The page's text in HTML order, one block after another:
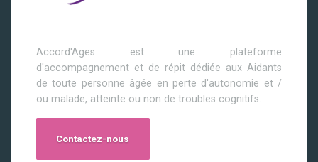
Accord'Ages est une plateforme
d'accompagnement et de répit dédiée aux Aidants
de toute personne âgée en perte d'autonomie et /
ou malade, atteinte ou non de troubles cognitifs.
Contactez-nous